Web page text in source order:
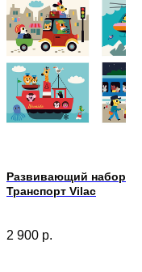
Развивающий набор
Транспорт Vilac
2 900 р.